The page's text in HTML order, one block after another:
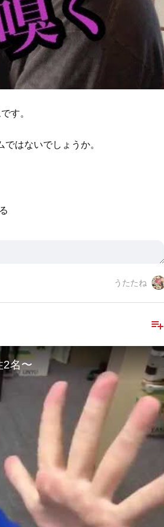
す。
はないでしょうか。
うたたね
playlist_add
2名〜